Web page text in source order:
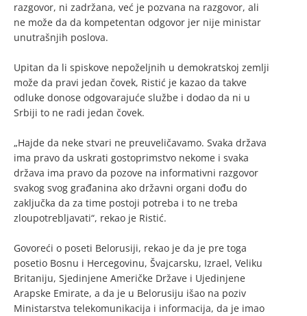
razgovor, ni zadržana, već je pozvana na razgovor, ali
ne može da da kompetentan odgovor jer nije ministar
unutrašnjih poslova.
Upitan da li spiskove nepoželjnih u demokratskoj zemlji
može da pravi jedan čovek, Ristić je kazao da takve
odluke donose odgovarajuće službe i dodao da ni u
Srbiji to ne radi jedan čovek.
„Hajde da neke stvari ne preuveličavamo. Svaka država
ima pravo da uskrati gostoprimstvo nekome i svaka
država ima pravo da pozove na informativni razgovor
svakog svog građanina ako državni organi dođu do
zaključka da za time postoji potreba i to ne treba
zloupotrebljavati“, rekao je Ristić.
Govoreći o poseti Belorusiji, rekao je da je pre toga
posetio Bosnu i Hercegovinu, Švajcarsku, Izrael, Veliku
Britaniju, Sjedinjene Američke Države i Ujedinjene
Arapske Emirate, a da je u Belorusiju išao na poziv
Ministarstva telekomunikacija i informacija, da je imao